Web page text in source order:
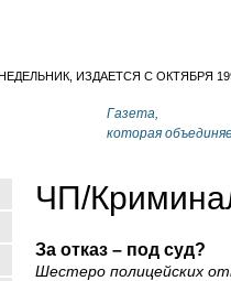
Газета,
которая
ЧП/
За отказ – под суд?
Шестеро полицейских